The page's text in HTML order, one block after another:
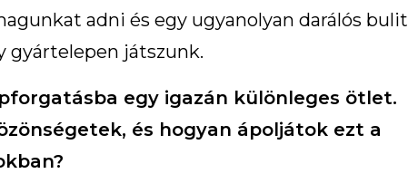
adni és egy ugyanolyan darálós bulit
gyártelepen játszunk.
egy igazán különleges ötlet.
és hogyan ápoljátok ezt a